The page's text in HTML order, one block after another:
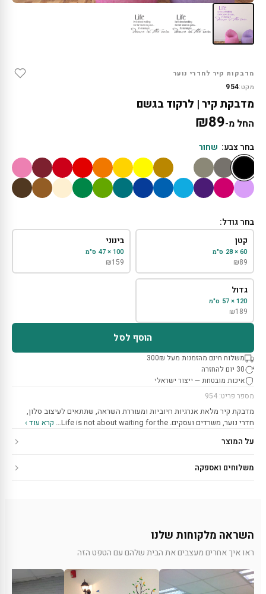
מדבקות קיר לחדרי נוער
מקט:954
מדבקת קיר | לרקוד בגשם
החל מ- ₪89
בחר צבע: שחור
בחר גודל:
קטן
60 × 28 ס"מ
₪89
בינוני
100 × 47 ס"מ
₪159
גדול
120 × 57 ס"מ
₪189
הוסף לסל
משלוח חינם מהזמנות מעל 300₪
30 יום להחזרה
איכות מובטחת — ייצור ישראלי
מספר פריט: 954
מדבקת קיר מלאת אנרגיות חיוביות ומעוררת השראה, שתתאים לעיצוב סלון,
חדרי נוער, משרדים ועסקים. Life is not about waiting for the…
קרא עוד ›
על המוצר
משלוחים ואספקה
השראה מלקוחות שלנו
ראו איך אחרים מעצבים את הבית שלהם עם הטפט הזה